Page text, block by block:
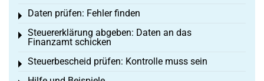
Daten prüfen: Fehler finden
Toggle menu
Steuererklärung abgeben: Daten an das
Finanzamt schicken
Toggle menu
Steuerbescheid prüfen: Kontrolle muss sein
Toggle menu